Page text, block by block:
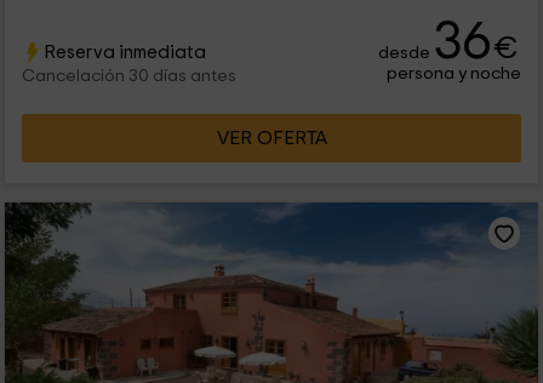
Reserva inmediata
Cancelación 30 días antes
desde 36€
persona y noche
VER OFERTA